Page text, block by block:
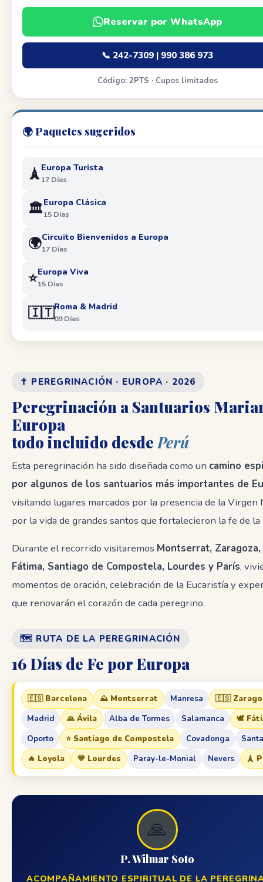
✝️ PEREGRINACIÓN · EUROPA · 2026
Peregrinación a Santuarios
Europa
todo incluido desde Perú
Esta peregrinación ha sido diseñada como un camino
por algunos de los santuarios más importantes de
visitando lugares marcados por la presencia de la Virgen
por la vida de grandes santos que fortalecieron la fe de la
Durante el recorrido visitaremos Montserrat,
Fátima, Santiago de Compostela, Lourdes y París,
momentos de oración, celebración de la Eucaristía y
que renovarán el corazón de cada peregrino.
🗺️ RUTA DE LA PEREGRINACIÓN
16 Días de Fe por Europa
🇪🇸 Barcelona ⛰️ Montserrat Manresa
🇪🇸
Madrid
🙏 Ávila Alba de Tormes Salamanca
🕊️
Oporto
⭐ Santiago de Compostela Covadonga
🔥 Loyola
💙 Lourdes Paray-le-Monial Nevers 🗼
🙏
P. Wilmar Soto
ACOMPAÑAMIENTO ESPIRITUAL DE LA
Reservar por WhatsApp
📞 242-7309 | 990 386 973
Código: 2PTS · Cupos limitados
🌍 Paquetes sugeridos
🗼 Europa Turista
17 Días
🏛️Europa Clásica
15 Días
🌍Circuito Bienvenidos a Europa
17 Días
⭐Europa Viva
15 Días
🇮🇹Roma & Madrid
09 Días